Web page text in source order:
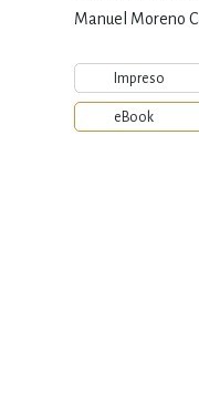
(segundo
Manuel Moreno
Impreso
eBook